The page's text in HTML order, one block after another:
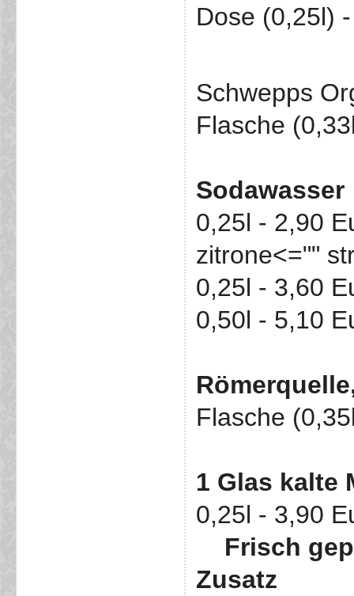
Dose (0,25l)
Schwepps
Flasche
Sodawasser
0,25l - 2,90
zitrone<=""
0,25l - 3,60
0,50l - 5,10
Flasche
1 Glas kalte
0,25l - 3,90
Frisch
Zusatz